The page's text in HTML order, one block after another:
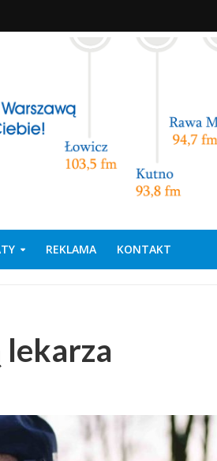
REKLAMA KONTAKT
lekarza